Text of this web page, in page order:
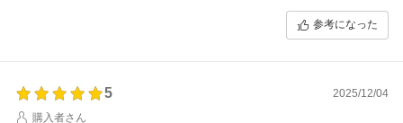
参考になった
5
2025/12/04
購入者さん